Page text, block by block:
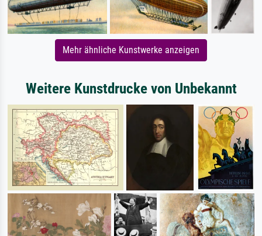
Mehr ähnliche Kunstwerke anzeigen
Weitere Kunstdrucke von Unbekannt